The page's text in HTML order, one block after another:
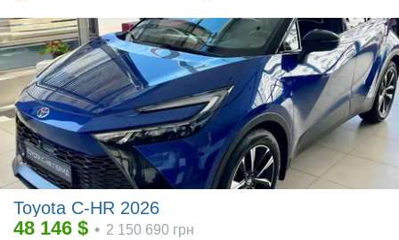
Toyota C-HR 2026
48 146 $ • 2 150 690 грн